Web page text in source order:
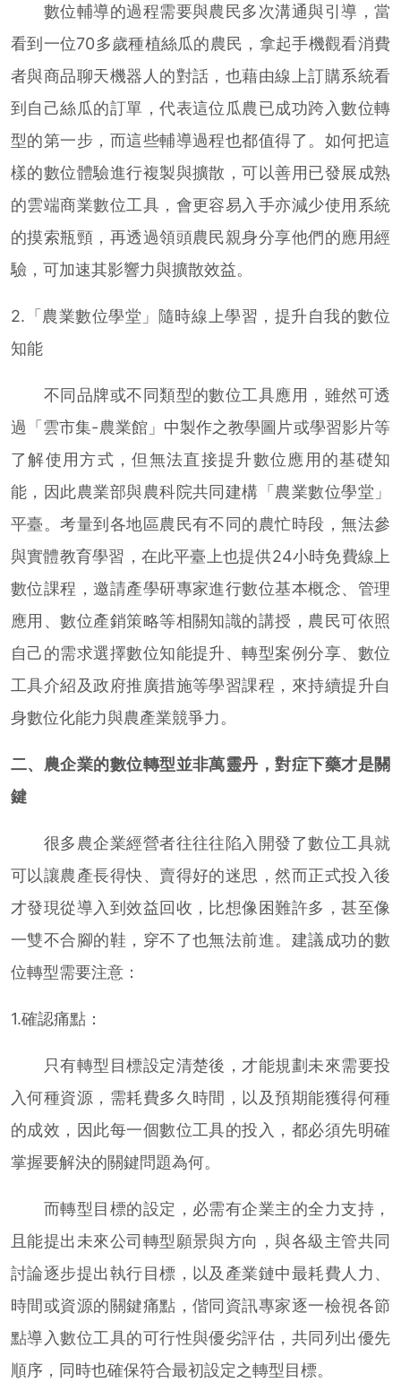
數位輔導的過程需要與農民多次溝通與引導，當
看到一位70多歲種植絲瓜的農民，拿起手機觀看消費
者與商品聊天機器人的對話，也藉由線上訂購系統看
到自己絲瓜的訂單，代表這位瓜農已成功跨入數位轉
型的第一步，而這些輔導過程也都值得了。如何把這
樣的數位體驗進行複製與擴散，可以善用已發展成熟
的雲端商業數位工具，會更容易入手亦減少使用系統
的摸索瓶頸，再透過領頭農民親身分享他們的應用經
驗，可加速其影響力與擴散效益。
2.「農業數位學堂」隨時線上學習，提升自我的數位
知能
不同品牌或不同類型的數位工具應用，雖然可透
過「雲市集-農業館」中製作之教學圖片或學習影片等
了解使用方式，但無法直接提升數位應用的基礎知
能，因此農業部與農科院共同建構「農業數位學堂」
平臺。考量到各地區農民有不同的農忙時段，無法參
與實體教育學習，在此平臺上也提供24小時免費線上
數位課程，邀請產學研專家進行數位基本概念、管理
應用、數位產銷策略等相關知識的講授，農民可依照
自己的需求選擇數位知能提升、轉型案例分享、數位
工具介紹及政府推廣措施等學習課程，來持續提升自
身數位化能力與農產業競爭力。
二、農企業的數位轉型並非萬靈丹，對症下藥才是關
鍵
很多農企業經營者往往往陷入開發了數位工具就
可以讓農產長得快、賣得好的迷思，然而正式投入後
才發現從導入到效益回收，比想像困難許多，甚至像
一雙不合腳的鞋，穿不了也無法前進。建議成功的數
位轉型需要注意：
1.確認痛點：
只有轉型目標設定清楚後，才能規劃未來需要投
入何種資源，需耗費多久時間，以及預期能獲得何種
的成效，因此每一個數位工具的投入，都必須先明確
掌握要解決的關鍵問題為何。
而轉型目標的設定，必需有企業主的全力支持，
且能提出未來公司轉型願景與方向，與各級主管共同
討論逐步提出執行目標，以及產業鏈中最耗費人力、
時間或資源的關鍵痛點，偕同資訊專家逐一檢視各節
點導入數位工具的可行性與優劣評估，共同列出優先
順序，同時也確保符合最初設定之轉型目標。